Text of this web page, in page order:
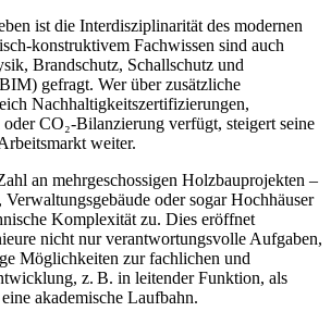
ist die Interdisziplinarität des modernen
konstruktivem Fachwissen sind auch
Brandschutz, Schallschutz und
gefragt. Wer über zusätzliche
Nachhaltigkeitszertifizierungen,
CO₂-Bilanzierung verfügt, steigert seine
weiter.
an mehrgeschossigen Holzbauprojekten –
oder sogar Hochhäuser
Komplexität zu. Dies eröffnet
nicht nur verantwortungsvolle Aufgaben,
Möglichkeiten zur fachlichen und
z. B. in leitender Funktion, als
akademische Laufbahn.